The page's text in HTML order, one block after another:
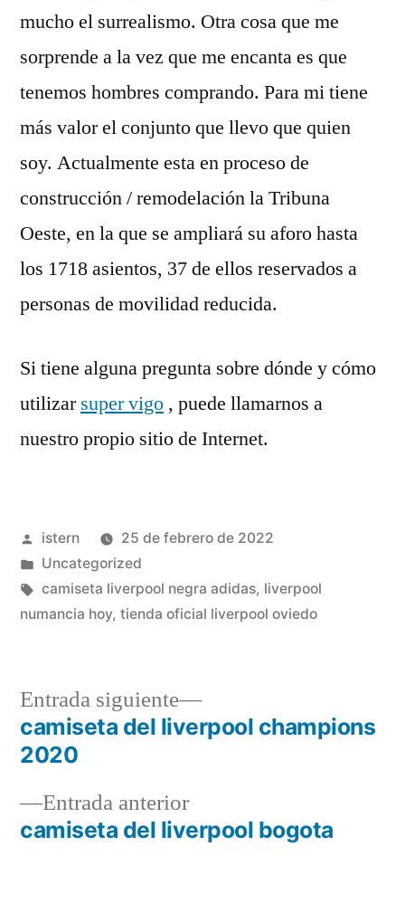
mucho el surrealismo. Otra cosa que me
sorprende a la vez que me encanta es que
tenemos hombres comprando. Para mi tiene
más valor el conjunto que llevo que quien
soy. Actualmente esta en proceso de
construcción / remodelación la Tribuna
Oeste, en la que se ampliará su aforo hasta
los 1718 asientos, 37 de ellos reservados a
personas de movilidad reducida.
Si tiene alguna pregunta sobre dónde y cómo
utilizarsuper vigo , puede llamarnos a
nuestro propio sitio de Internet.
Publicado
por
istern
25 de febrero de 2022
Publicado
en
Uncategorized
Etiquetas:
camiseta liverpool negra adidas, liverpool
numancia hoy, tienda oficial liverpool oviedo
Navegación
entradas
Entrada anteriorEntrada
anterior:
camiseta del liverpool bogota
Entrada siguiente
Entrada
siguiente:
camiseta del liverpool champions
2020